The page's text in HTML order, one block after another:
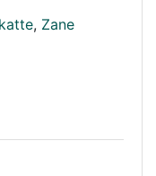
, Zane